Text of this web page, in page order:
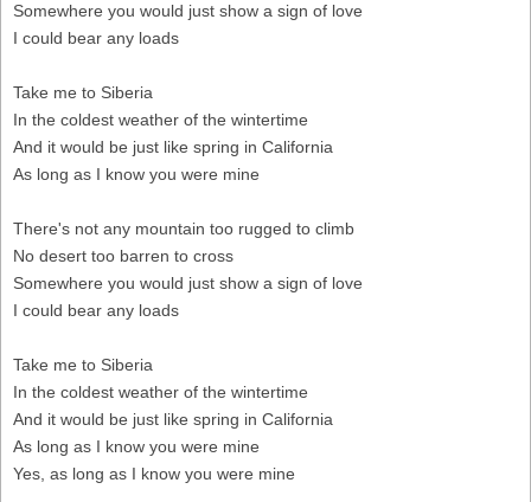
Somewhere you would just show a sign of love
I could bear any loads
Take me to Siberia
In the coldest weather of the wintertime
And it would be just like spring in California
As long as I know you were mine
There's not any mountain too rugged to climb
No desert too barren to cross
Somewhere you would just show a sign of love
I could bear any loads
Take me to Siberia
In the coldest weather of the wintertime
And it would be just like spring in California
As long as I know you were mine
Yes, as long as I know you were mine